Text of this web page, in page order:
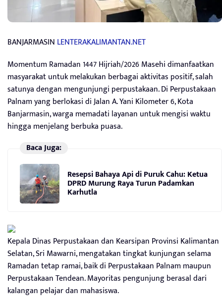
BANJARMASIN LENTERAKALIMANTAN.NET
Momentum Ramadan 1447 Hijriah/2026 Masehi dimanfaatkan
masyarakat untuk melakukan berbagai aktivitas positif, salah
satunya dengan mengunjungi perpustakaan. Di Perpustakaan
Palnam yang berlokasi di Jalan A. Yani Kilometer 6, Kota
Banjarmasin, warga memadati layanan untuk mengisi waktu
hingga menjelang berbuka puasa.
Baca Juga:
Resepsi Bahaya Api di Puruk Cahu: Ketua
DPRD Murung Raya Turun Padamkan
Karhutla
Kepala Dinas Perpustakaan dan Kearsipan Provinsi Kalimantan
Selatan, Sri Mawarni, mengatakan tingkat kunjungan selama
Ramadan tetap ramai, baik di Perpustakaan Palnam maupun
Perpustakaan Tendean. Mayoritas pengunjung berasal dari
kalangan pelajar dan mahasiswa.